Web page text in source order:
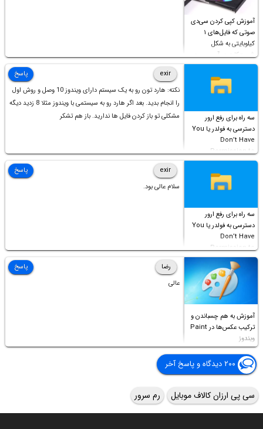
آموزش کپی کردن سی‌دی
صوتی که فایل‌های ۱
کیلوبایتی به شکل
شورت‌کات در آن موجود
است!
سه راه برای رفع ارور
دسترسی به فولدر یا You
Don’t Have
Permission to
Access this folder
exir
نکته: هارد تون رو به یک سیستم دارای ویندوز 10 وصل و روش اول
را انجام بدید. بعد اگر هارد رو به سیستمی با ویندوز مثلا 8 زدید دیگه
مشکلی تو باز کردن فایل ها ندارید. باز هم تشکر
پاسخ
سه راه برای رفع ارور
دسترسی به فولدر یا You
Don’t Have
Permission to
Access this folder
exir
سلام عالی بود.
پاسخ
آموزش به هم چسباندن و
ترکیب عکس‌ها در Paint
ویندوز
رضا
عالی
پاسخ
۲۰۰ دیدگاه و پاسخ آخر
سی پی ارزان کالاف موبایل رم سرور